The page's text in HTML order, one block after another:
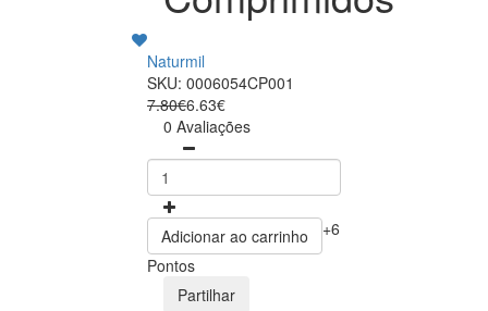
Naturmil
SKU: 0006054CP001
7.80€6.63€
0 Avaliações
Adicionar ao carrinho
+6
Pontos
Partilhar